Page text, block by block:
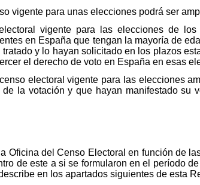
vigente para unas elecciones podrá ser
vigente para las elecciones de los
en España que tengan la mayoría de
y lo hayan solicitado en los plazos
el derecho de voto en España en esas
electoral vigente para las elecciones
la votación y que hayan manifestado su
Oficina del Censo Electoral en función de
de este a si se formularon en el período
en los apartados siguientes de esta